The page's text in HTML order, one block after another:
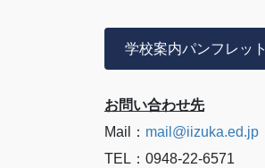
学校案内パンフレット
お問い合わせ先
Mail： mail@iizuka.ed.jp
TEL：0948-22-6571